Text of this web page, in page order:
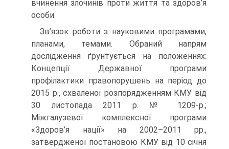
вчинення злочинів проти життя та здоров’я
особи.
Зв’язок роботи з науковими програмами,
планами, темами. Обраний напрям
дослідження ґрунтується на положеннях:
Концепції Державної програми
профілактики правопорушень на період до
2015 р., схваленої розпорядженням КМУ від
30 листопада 2011 р. № 1209-р.;
Міжгалузевої комплексної програми
«Здоров’я нації» на 2002–2011 рр.,
затвердженої постановою КМУ від 10 січня